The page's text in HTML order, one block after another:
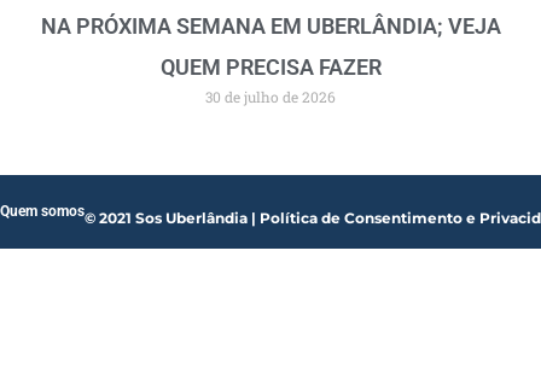
NA PRÓXIMA SEMANA EM UBERLÂNDIA; VEJA
QUEM PRECISA FAZER
30 de julho de 2026
© 2021 Sos Uberlândia | Política de Consentimento e
Quem somos